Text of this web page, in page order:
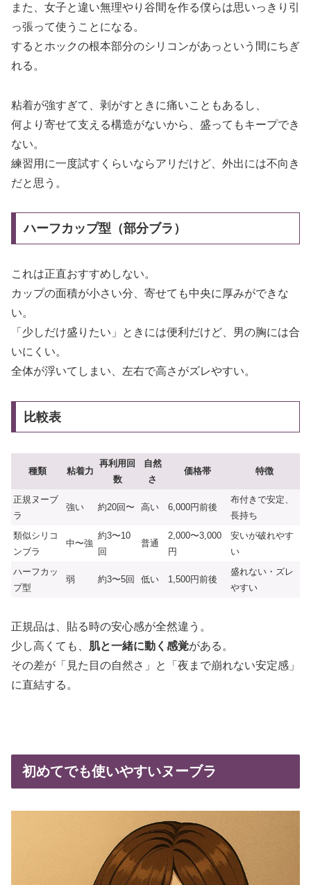
また、女子と違い無理やり谷間を作る僕らは思いっきり引
っ張って使うことになる。
するとホックの根本部分のシリコンがあっという間にちぎ
れる。
粘着が強すぎて、剥がすときに痛いこともあるし、
何より寄せて支える構造がないから、盛ってもキープでき
ない。
練習用に一度試すくらいならアリだけど、外出には不向き
だと思う。
ハーフカップ型（部分ブラ）
これは正直おすすめしない。
カップの面積が小さい分、寄せても中央に厚みができな
い。
「少しだけ盛りたい」ときには便利だけど、男の胸には合
いにくい。
全体が浮いてしまい、左右で高さがズレやすい。
比較表
種類 粘着力
再利用回
数
自然
さ
価格帯 特徴
正規ヌーブ
ラ
強い 約20回〜 高い 6,000円前後
布付きで安定、
長持ち
類似シリコ
ンブラ
中〜強
約3〜10
回
普通
2,000〜3,000
円
安いが破れやす
い
ハーフカッ
プ型
弱 約3〜5回 低い 1,500円前後
盛れない・ズレ
やすい
正規品は、貼る時の安心感が全然違う。
少し高くても、 肌と一緒に動く感覚がある。
その差が「見た目の自然さ」と「夜まで崩れない安定感」
に直結する。
初めてでも使いやすいヌーブラ